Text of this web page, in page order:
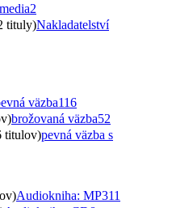
2
tituly)Nakladatelství
väzba116
brožovaná väzba52
titulov)pevná väzba s
Audiokniha: MP311